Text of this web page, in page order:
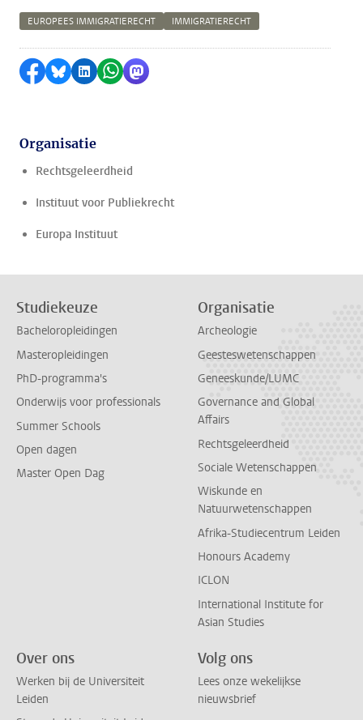
EUROPEES IMMIGRATIERECHT IMMIGRATIERECHT
Delen op Facebook
Delen via Bluesky
Delen op LinkedIn
Delen via WhatsApp
Delen via Mastodon
Organisatie
Rechtsgeleerdheid
Instituut voor Publiekrecht
Europa Instituut
Studiekeuze
Bacheloropleidingen
Masteropleidingen
PhD-programma's
Onderwijs voor professionals
Summer Schools
Open dagen
Master Open Dag
Organisatie
Archeologie
Geesteswetenschappen
Geneeskunde/LUMC
Governance and Global
Affairs
Rechtsgeleerdheid
Sociale Wetenschappen
Wiskunde en
Natuurwetenschappen
Afrika-Studiecentrum Leiden
Honours Academy
ICLON
International Institute for
Asian Studies
Over ons
Werken bij de Universiteit
Leiden
Volg ons
Lees onze wekelijkse
nieuwsbrief